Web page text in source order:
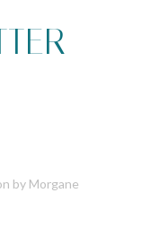
by Morgane